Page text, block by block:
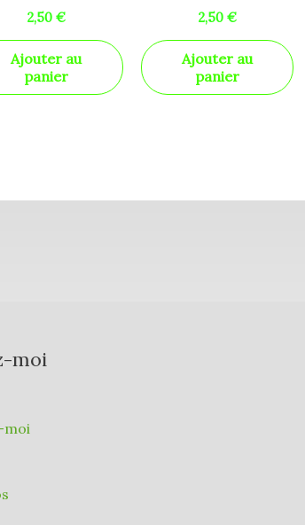
2,50€
Ajouter au
panier
2,50 €
Ajouter au
panier
moi
moi